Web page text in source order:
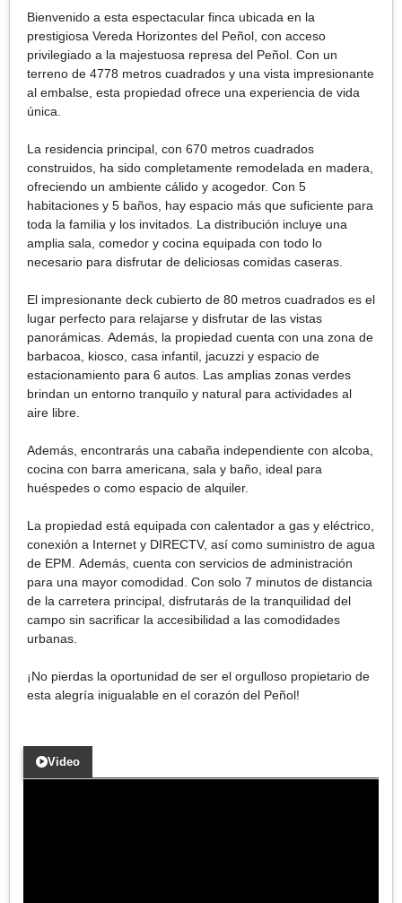
Bienvenido a esta espectacular finca ubicada en la
prestigiosa Vereda Horizontes del Peñol, con acceso
privilegiado a la majestuosa represa del Peñol. Con un
terreno de 4778 metros cuadrados y una vista impresionante
al embalse, esta propiedad ofrece una experiencia de vida
única.
La residencia principal, con 670 metros cuadrados
construidos, ha sido completamente remodelada en madera,
ofreciendo un ambiente cálido y acogedor. Con 5
habitaciones y 5 baños, hay espacio más que suficiente para
toda la familia y los invitados. La distribución incluye una
amplia sala, comedor y cocina equipada con todo lo
necesario para disfrutar de deliciosas comidas caseras.
El impresionante deck cubierto de 80 metros cuadrados es el
lugar perfecto para relajarse y disfrutar de las vistas
panorámicas. Además, la propiedad cuenta con una zona de
barbacoa, kiosco, casa infantil, jacuzzi y espacio de
estacionamiento para 6 autos. Las amplias zonas verdes
brindan un entorno tranquilo y natural para actividades al
aire libre.
Además, encontrarás una cabaña independiente con alcoba,
cocina con barra americana, sala y baño, ideal para
huéspedes o como espacio de alquiler.
La propiedad está equipada con calentador a gas y eléctrico,
conexión a Internet y DIRECTV, así como suministro de agua
de EPM. Además, cuenta con servicios de administración
para una mayor comodidad. Con solo 7 minutos de distancia
de la carretera principal, disfrutarás de la tranquilidad del
campo sin sacrificar la accesibilidad a las comodidades
urbanas.
¡No pierdas la oportunidad de ser el orgulloso propietario de
esta alegría inigualable en el corazón del Peñol!
Video